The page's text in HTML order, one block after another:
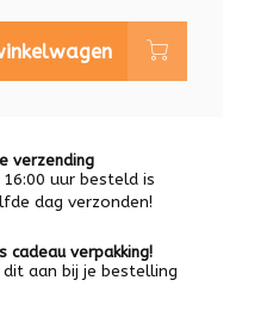
verzending
uur besteld is
dag verzonden!
cadeau verpakking!
dit aan bij je bestelling